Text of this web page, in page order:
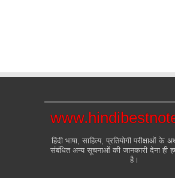
हिंदी भाषा, साहित्य, प्रतियोगी परीक्षाओं के
संबंधित अन्य सूचनाओं की जानकारी देना ही
है।